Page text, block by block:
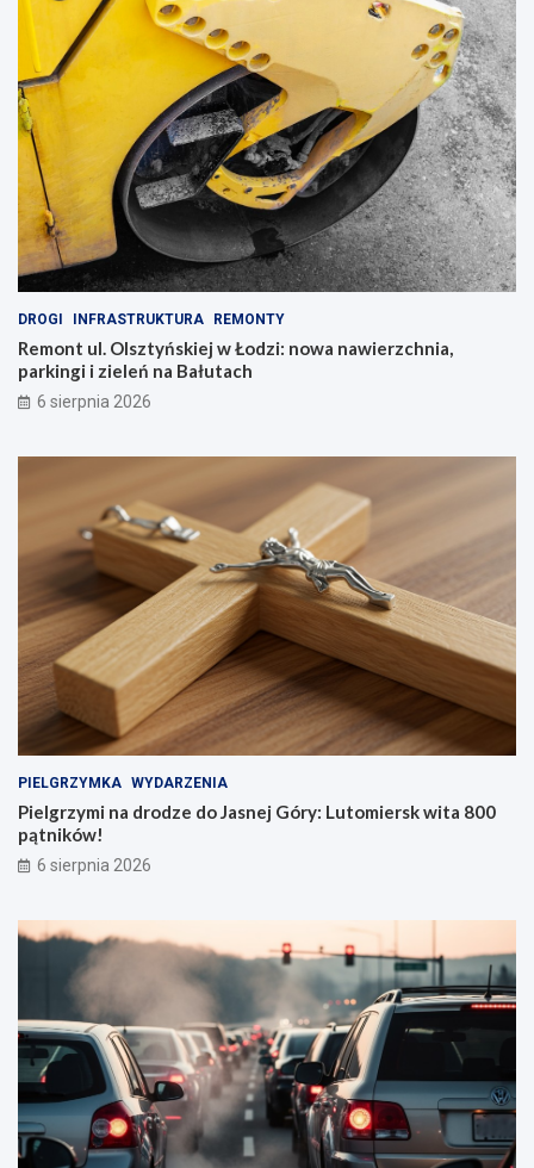
DROGI INFRASTRUKTURA REMONTY
Remont ul. Olsztyńskiej w Łodzi: nowa nawierzchnia,
parkingi i zieleń na Bałutach
6 sierpnia 2026
PIELGRZYMKA WYDARZENIA
Pielgrzymi na drodze do Jasnej Góry: Lutomiersk wita 800
pątników!
6 sierpnia 2026